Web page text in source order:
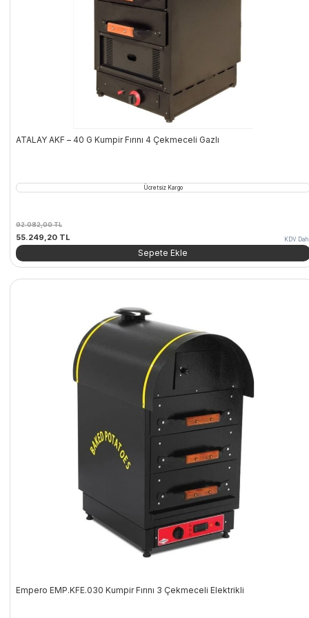
ATALAY AKF – 40 G Kumpir Fırını 4 Çekmeceli Gazlı
Ücretsiz Kargo
92.082,00TL
Orijinal
fiyat:
92.082,00 TL.
55.249,20 TLŞu
fiyat:
KDV
Sepete Ekle
Empero EMP.KFE.030 Kumpir Fırını 3 Çekmeceli Elektrikli